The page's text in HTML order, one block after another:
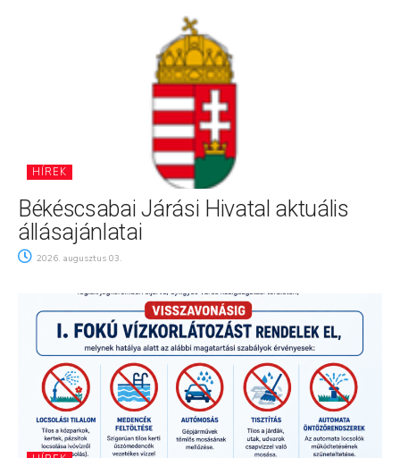
HÍREK
Békéscsabai Járási Hivatal aktuális
állásajánlatai
2026. augusztus 03.